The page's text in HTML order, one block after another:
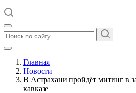
Главная
Новости
В Астрахани пройдёт митинг в
кавказе